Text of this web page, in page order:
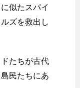
似たスパイ
ズを救出し
たちが古代
民たちにあ